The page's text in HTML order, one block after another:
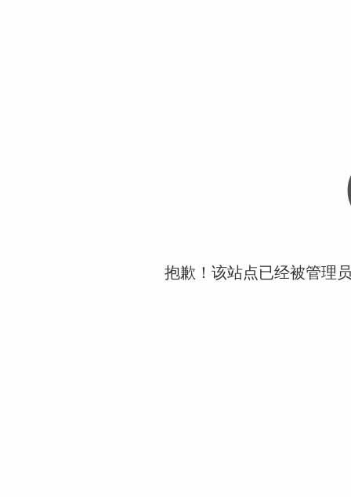
抱歉！该站点已经被管理